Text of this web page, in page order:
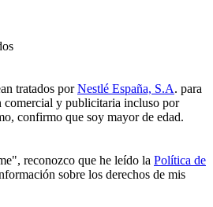
tratados porNestlé España, S.A. para
comercial y publicitaria incluso por
confirmo que soy mayor de edad.
reconozco que he leído la Política de
sobre los derechos de mis